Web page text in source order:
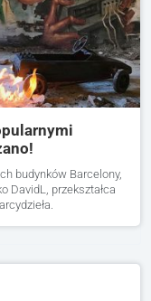
budynków Barcelony,
DavidL, przekształca